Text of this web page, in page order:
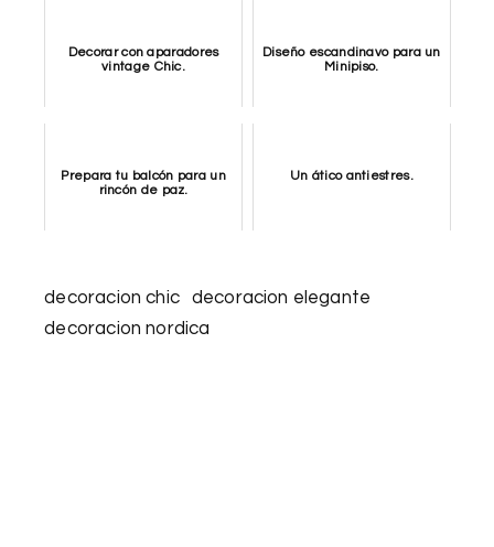
Decorar con aparadores
vintage Chic.
Diseño escandinavo para un
Minipiso.
Prepara tu balcón para un
rincón de paz.
Un ático antiestres.
decoracion chic
decoracion elegante
decoracion nordica